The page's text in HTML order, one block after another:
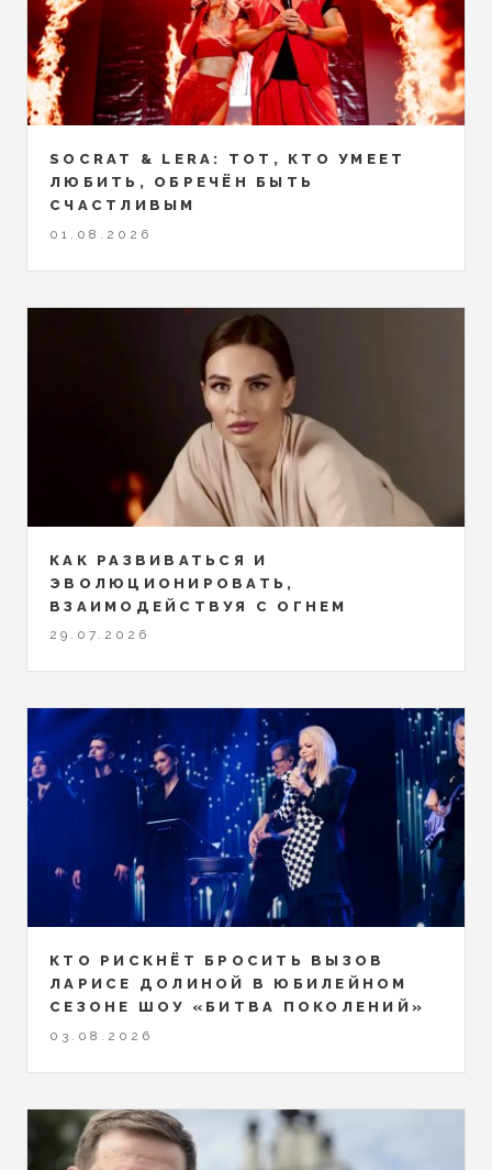
SOCRAT & LERA: ТОТ, КТО УМЕЕТ
ЛЮБИТЬ, ОБРЕЧЁН БЫТЬ
СЧАСТЛИВЫМ
01.08.2026
КАК РАЗВИВАТЬСЯ И
ЭВОЛЮЦИОНИРОВАТЬ,
ВЗАИМОДЕЙСТВУЯ С ОГНЕМ
29.07.2026
КТО РИСКНЁТ БРОСИТЬ ВЫЗОВ
ЛАРИСЕ ДОЛИНОЙ В ЮБИЛЕЙНОМ
СЕЗОНЕ ШОУ «БИТВА ПОКОЛЕНИЙ»
03.08.2026